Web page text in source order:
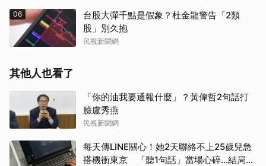
06
台股大彈千點是假象？杜金龍警告「2類
股」別久抱
民視新聞網
其他人也看了
「你的油我要通報什麼」？黃偉哲2句話打
臉盧秀燕
民視新聞網
每天傳LINE關心！她2天聯絡不上25歲兒急
搭機衝東京 「聽1句話」當場心碎...結局看